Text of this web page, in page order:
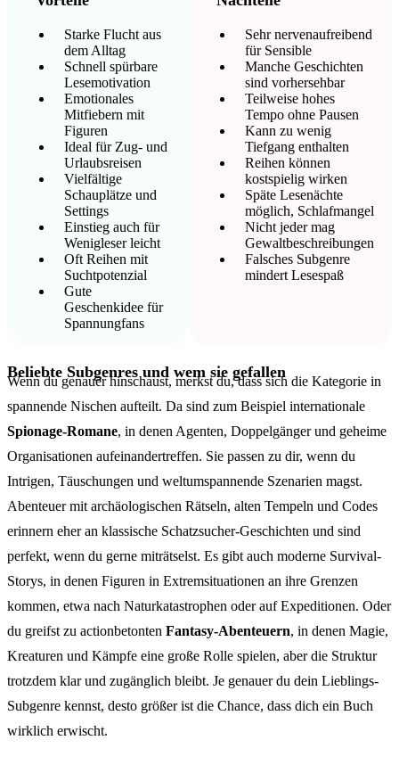
Starke Flucht aus
dem Alltag
Schnell spürbare
Lesemotivation
Emotionales
Mitfiebern mit
Figuren
Ideal für Zug- und
Urlaubsreisen
Vielfältige
Schauplätze und
Settings
Einstieg auch für
Wenigleser leicht
Oft Reihen mit
Suchtpotenzial
Gute
Geschenkidee für
Spannungfans
Sehr nervenaufreibend
für Sensible
Manche Geschichten
sind vorhersehbar
Teilweise hohes
Tempo ohne Pausen
Kann zu wenig
Tiefgang enthalten
Reihen können
kostspielig wirken
Späte Lesenächte
möglich, Schlafmangel
Nicht jeder mag
Gewaltbeschreibungen
Falsches Subgenre
mindert Lesespaß
Beliebte Subgenres und wem sie gefallen
Wenn du genauer hinschaust, merkst du, dass sich die Kategorie in
spannende Nischen aufteilt. Da sind zum Beispiel internationale
Spionage-Romane, in denen Agenten, Doppelgänger und geheime
Organisationen aufeinandertreffen. Sie passen zu dir, wenn du
Intrigen, Täuschungen und weltumspannende Szenarien magst.
Abenteuer mit archäologischen Rätseln, alten Tempeln und Codes
erinnern eher an klassische Schatzsucher-Geschichten und sind
perfekt, wenn du gerne miträtselst. Es gibt auch moderne Survival-
Storys, in denen Figuren in Extremsituationen an ihre Grenzen
kommen, etwa nach Naturkatastrophen oder auf Expeditionen. Oder
du greifst zu actionbetonten Fantasy-Abenteuern, in denen Magie,
Kreaturen und Kämpfe eine große Rolle spielen, aber die Struktur
trotzdem klar und zugänglich bleibt. Je genauer du dein Lieblings-
Subgenre kennst, desto größer ist die Chance, dass dich ein Buch
wirklich erwischt.